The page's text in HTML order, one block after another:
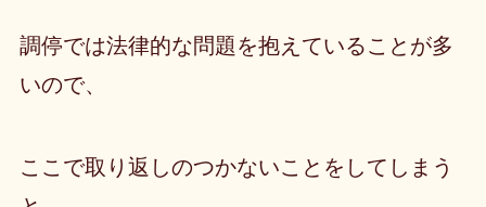
調停では法律的な問題を抱えていることが多
いので、
ここで取り返しのつかないことをしてしまう